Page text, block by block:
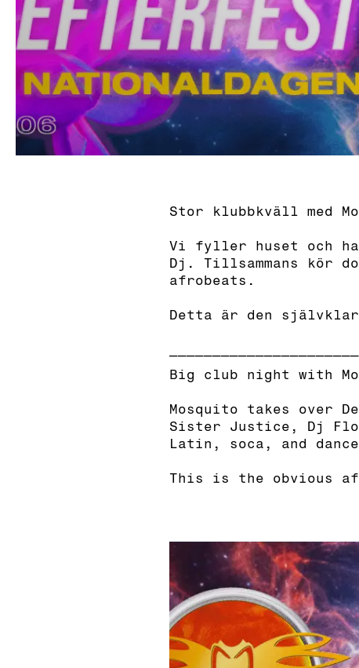
Stor klubbkväll med
Vi fyller huset och
Dj. Tillsammans kör
afrobeats.
Detta är den
Big club night with
Mosquito takes over
Sister Justice, Dj
Latin, soca, and
This is the obvious